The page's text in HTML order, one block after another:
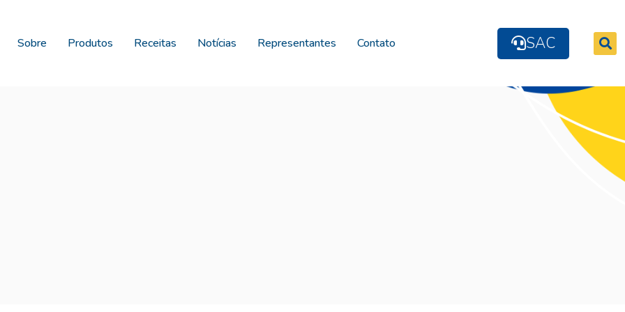
Sobre Produtos Receitas Notícias Representantes Contato SAC